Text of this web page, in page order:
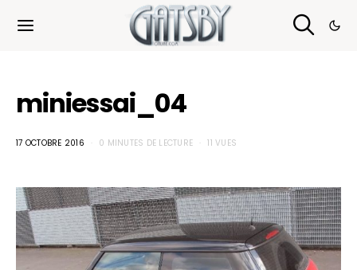
miniessai_04
17 OCTOBRE 2016 0 MINUTES DE LECTURE 11 VUES
Cookies management panel